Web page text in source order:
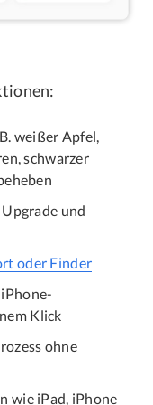
weißer Apfel,
schwarzer
und
oder Finder
Klick
ohne
wie iPad, iPhone